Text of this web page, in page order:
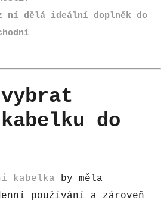
z ní dělá ideální doplněk do
do
kabelka by měla
používání a zároveň